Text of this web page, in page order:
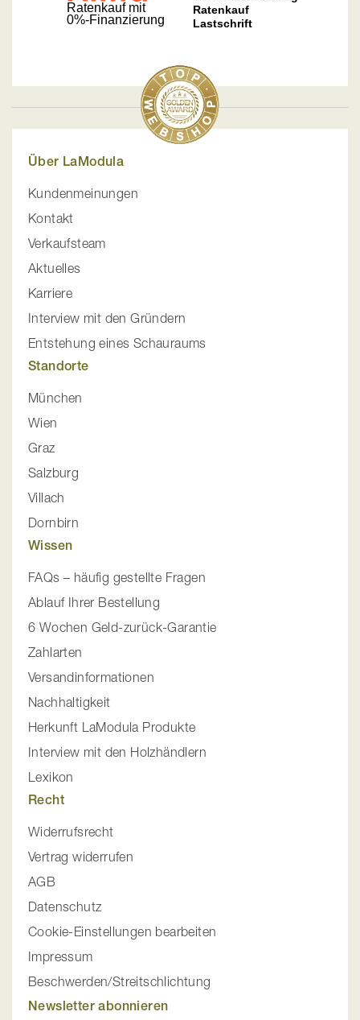
Über LaModula
Kundenmeinungen
Kontakt
Verkaufsteam
Aktuelles
Karriere
Interview mit den Gründern
Entstehung eines Schauraums
Standorte
München
Wien
Graz
Salzburg
Villach
Dornbirn
Wissen
FAQs – häufig gestellte Fragen
Ablauf Ihrer Bestellung
6 Wochen Geld-zurück-Garantie
Zahlarten
Versandinformationen
Nachhaltigkeit
Herkunft LaModula Produkte
Interview mit den Holzhändlern
Lexikon
Recht
Widerrufsrecht
Vertrag widerrufen
AGB
Datenschutz
Cookie-Einstellungen bearbeiten
Impressum
Beschwerden/Streitschlichtung
Newsletter abonnieren